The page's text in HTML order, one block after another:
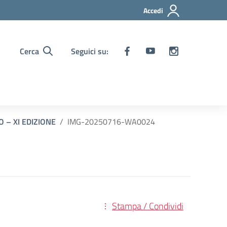
Accedi
Cerca Seguici su:
– XI EDIZIONE IMG-20250716-WA0024
Stampa / Condividi